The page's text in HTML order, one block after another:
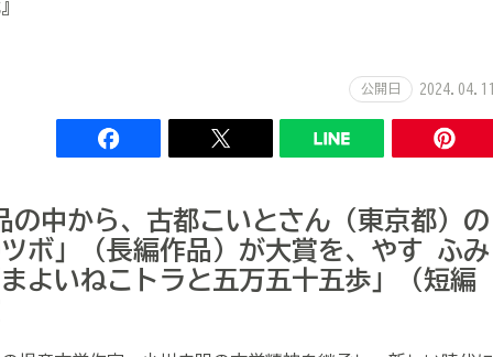
公開日 2024.04.11
の中から、古都こいとさん（東京都）の
ツボ」（長編作品）が大賞を、やす ふみ
よいねこトラと五万五十五歩」（短編